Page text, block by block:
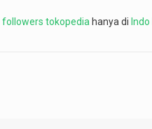
followers tokopedia hanya di